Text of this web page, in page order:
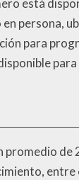
está
persona,
para
promedio de